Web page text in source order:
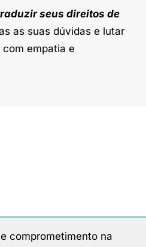
seus direitos de
as suas dúvidas e lutar
empatia e
comprometimento na